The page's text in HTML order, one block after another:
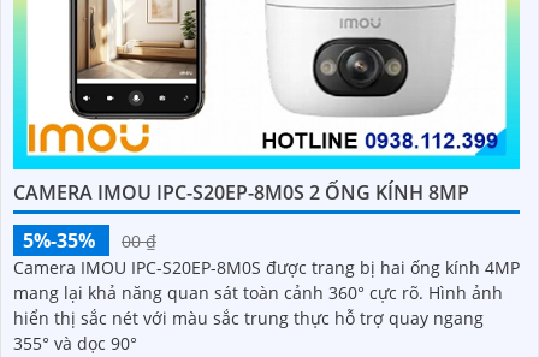
CAMERA IMOU IPC-S20EP-8M0S 2 ỐNG KÍNH 8MP
5%-35%
00 ₫
Camera IMOU IPC-S20EP-8M0S được trang bị hai ống kính 4MP
mang lại khả năng quan sát toàn cảnh 360° cực rõ. Hình ảnh
hiển thị sắc nét với màu sắc trung thực hỗ trợ quay ngang
355° và dọc 90°